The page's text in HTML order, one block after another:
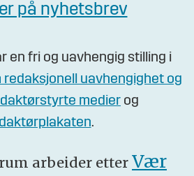
på nyhetsbrev
en fri og uavhengig stilling i
redaksjonell uavhengighet og
medier og
.
arbeider etter Vær